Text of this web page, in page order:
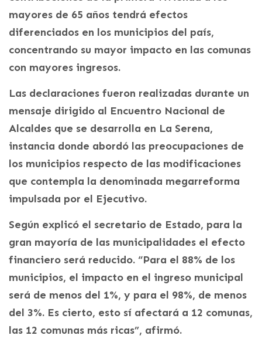
mayores de 65 años tendrá efectos
diferenciados en los municipios del país,
concentrando su mayor impacto en las comunas
con mayores ingresos.
Las declaraciones fueron realizadas durante un
mensaje dirigido al Encuentro Nacional de
Alcaldes que se desarrolla en La Serena,
instancia donde abordó las preocupaciones de
los municipios respecto de las modificaciones
que contempla la denominada megarreforma
impulsada por el Ejecutivo.
Según explicó el secretario de Estado, para la
gran mayoría de las municipalidades el efecto
financiero será reducido. “Para el 88% de los
municipios, el impacto en el ingreso municipal
será de menos del 1%, y para el 98%, de menos
del 3%. Es cierto, esto sí afectará a 12 comunas,
las 12 comunas más ricas”, afirmó.